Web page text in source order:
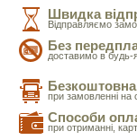
Швидка
Відправляємо
Без
доставимо в
при замовленні на
Способи
при отриманні,